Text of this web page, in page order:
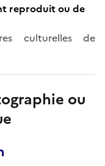
reproduit ou de
culturelles de
ou